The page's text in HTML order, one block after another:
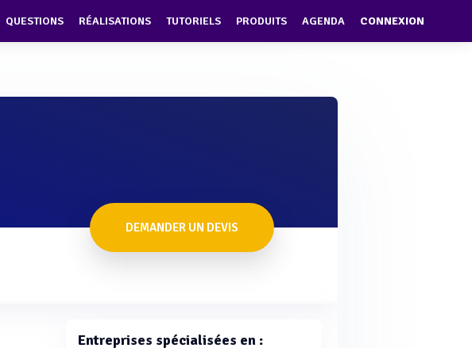
QUESTIONS RÉALISATIONS TUTORIELS PRODUITS AGENDA CONNEXION
DEMANDER UN DEVIS
Entreprises spécialisées en :